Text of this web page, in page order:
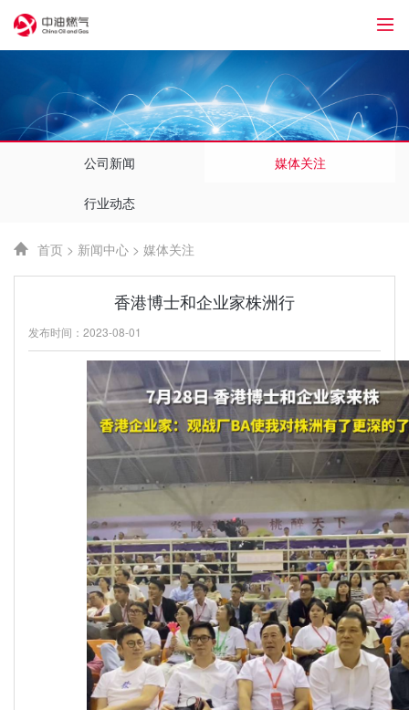
公司新闻 媒体关注
行业动态
首页 > 新闻中心 > 媒体关注
香港博士和企业家株洲行
发布时间：2023-08-01